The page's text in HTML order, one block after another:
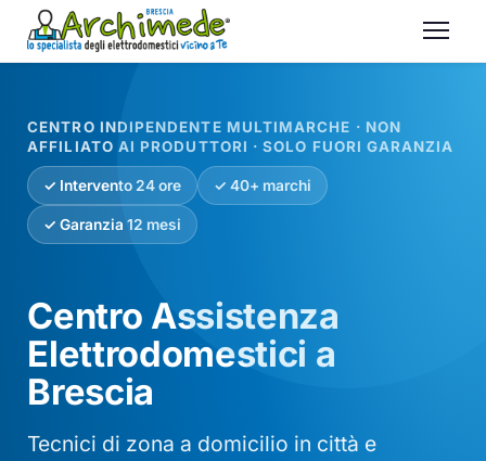
CENTRO INDIPENDENTE MULTIMARCHE · NON
AFFILIATO AI PRODUTTORI · SOLO FUORI GARANZIA
✓ Intervento 24 ore ✓ 40+ marchi
✓ Garanzia 12 mesi
Centro Assistenza
Elettrodomestici a
Brescia
Tecnici di zona a domicilio in città e